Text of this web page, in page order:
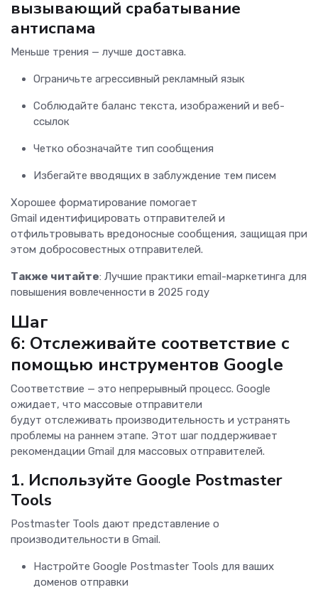
вызывающий срабатывание
антиспама
Меньше трения — лучше доставка.
Ограничьте агрессивный рекламный язык
Соблюдайте баланс текста, изображений и веб-
ссылок
Четко обозначайте тип сообщения
Избегайте вводящих в заблуждение тем писем
Хорошее форматирование помогает
Gmail идентифицировать отправителей и
отфильтровывать вредоносные сообщения, защищая при
этом добросовестных отправителей.
Также читайте: Лучшие практики email-маркетинга для
повышения вовлеченности в 2025 году
Шаг
6: Отслеживайте соответствие с
помощью инструментов Google
Соответствие — это непрерывный процесс. Google
ожидает, что массовые отправители
будут отслеживать производительность и устранять
проблемы на раннем этапе. Этот шаг поддерживает
рекомендации Gmail для массовых отправителей.
1. Используйте Google Postmaster
Tools
Postmaster Tools дают представление о
производительности в Gmail.
Настройте Google Postmaster Tools для ваших
доменов отправки